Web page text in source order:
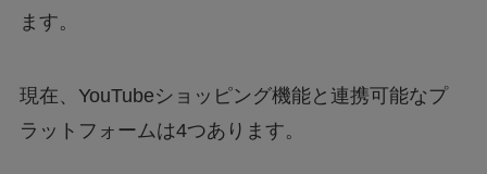
ます。
現在、YouTubeショッピング機能と連携可能なプ
ラットフォームは4つあります。